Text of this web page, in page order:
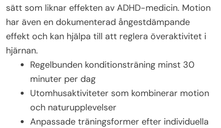
sätt som liknar effekten av ADHD-medicin. Motion
har även en dokumenterad ångestdämpande
effekt och kan hjälpa till att reglera överaktivitet i
hjärnan.
Regelbunden konditionsträning minst 30
minuter per dag
Utomhusaktiviteter som kombinerar motion
och naturupplevelser
Anpassade träningsformer efter individuella